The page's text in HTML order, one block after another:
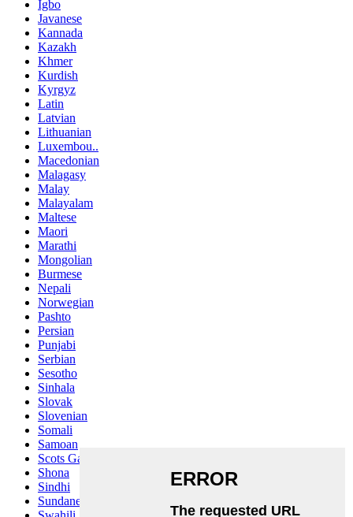
Igbo
Javanese
Kannada
Kazakh
Khmer
Kurdish
Kyrgyz
Latin
Latvian
Lithuanian
Luxembou..
Macedonian
Malagasy
Malay
Malayalam
Maltese
Maori
Marathi
Mongolian
Burmese
Nepali
Norwegian
Pashto
Persian
Punjabi
Serbian
Sesotho
Sinhala
Slovak
Slovenian
Somali
Samoan
Scots Gaelic
Shona
Sindhi
Sundanese